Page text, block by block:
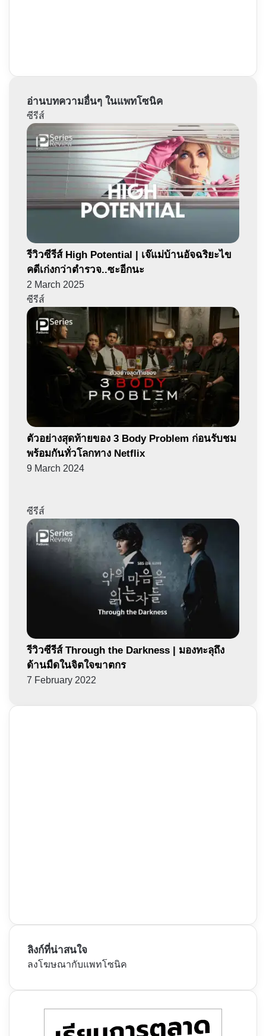
อ่านบทความอื่นๆ ในแพทโซนิค
ซีรีส์
รีวิวซีรีส์ High Potential | เจ๊แม่บ้านอัจฉริยะไข
คดีเก่งกว่าตำรวจ..ซะอีกนะ
2 March 2025
ซีรีส์
ตัวอย่างสุดท้ายของ 3 Body Problem ก่อนรับชม
พร้อมกันทั่วโลกทาง Netflix
9 March 2024
ซีรีส์
รีวิวซีรีส์ Through the Darkness | มองทะลุถึง
ด้านมืดในจิตใจฆาตกร
7 February 2022
ลิงก์ที่น่าสนใจ
ลงโฆษณากับแพทโซนิค